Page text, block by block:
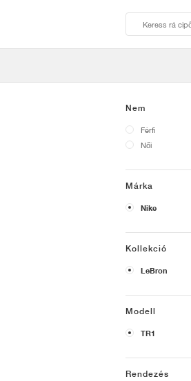
Nem
Férfi
Női
Márka
Nike
Kollekció
LeBron
Modell
TR1
Rendezés